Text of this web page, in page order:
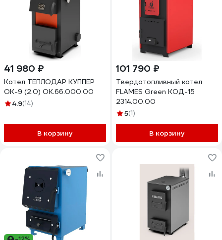
41 980 ₽
Котел ТЕПЛОДАР КУППЕР
ОК-9 (2.0) ОК.66.000.00
4.9(14)
В корзину
101 790 ₽
Твердотопливный котел
FLAMES Green КОД-15
2314.00.00
5(1)
В корзину